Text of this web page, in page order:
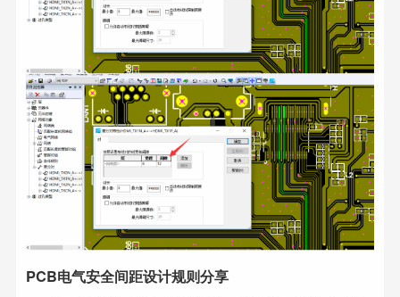
PCB电气安全间距设计规则分享